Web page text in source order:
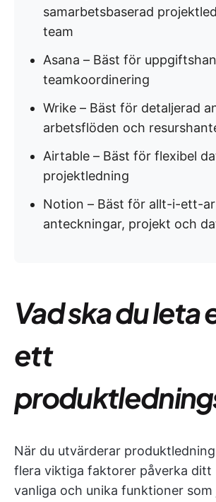
samarbetsbaserad
team
Asana – Bäst för
teamkoordinering
Wrike – Bäst för detaljerad
arbetsflöden och
Airtable – Bäst för flexibel
projektledning
Notion – Bäst för allt-i-ett-
anteckningar, projekt och
Vad ska du leta
ett
När du utvärderar
flera viktiga faktorer påverka ditt
vanliga och unika funktioner som